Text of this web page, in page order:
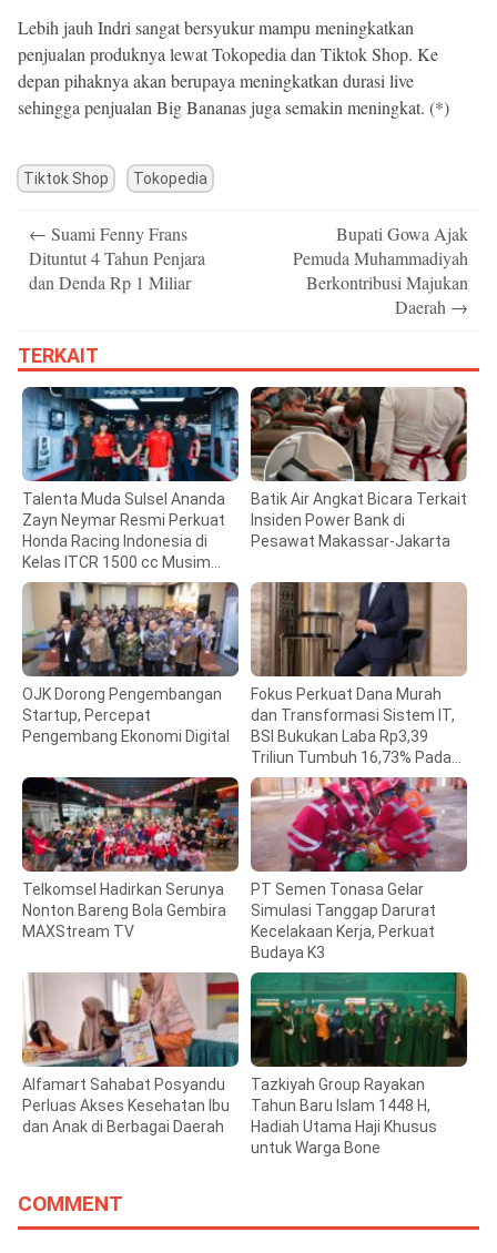
Lebih jauh Indri sangat bersyukur mampu meningkatkan
penjualan produknya lewat Tokopedia dan Tiktok Shop. Ke
depan pihaknya akan berupaya meningkatkan durasi live
sehingga penjualan Big Bananas juga semakin meningkat. (*)
Tiktok Shop Tokopedia
navigation
← Suami Fenny Frans
Dituntut 4 Tahun Penjara
dan Denda Rp 1 Miliar
Bupati Gowa Ajak
Pemuda Muhammadiyah
Berkontribusi Majukan
Daerah →
TERKAIT
Talenta Muda Sulsel Ananda
Zayn Neymar Resmi Perkuat
Honda Racing Indonesia di
Kelas ITCR 1500 cc Musim
2026
Batik Air Angkat Bicara Terkait
Insiden Power Bank di
Pesawat Makassar-Jakarta
OJK Dorong Pengembangan
Startup, Percepat
Pengembang Ekonomi Digital
Fokus Perkuat Dana Murah
dan Transformasi Sistem IT,
BSI Bukukan Laba Rp3,39
Triliun Tumbuh 16,73% Pada
Mei 2026
Telkomsel Hadirkan Serunya
Nonton Bareng Bola Gembira
MAXStream TV
PT Semen Tonasa Gelar
Simulasi Tanggap Darurat
Kecelakaan Kerja, Perkuat
Budaya K3
Alfamart Sahabat Posyandu
Perluas Akses Kesehatan Ibu
dan Anak di Berbagai Daerah
Tazkiyah Group Rayakan
Tahun Baru Islam 1448 H,
Hadiah Utama Haji Khusus
untuk Warga Bone
COMMENT